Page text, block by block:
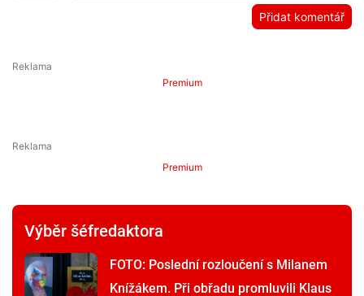
Přidat komentář
Premium
Premium
Výběr šéfredaktora
FOTO: Poslední rozloučení s Milanem
Knížákem. Při obřadu promluvili Klaus